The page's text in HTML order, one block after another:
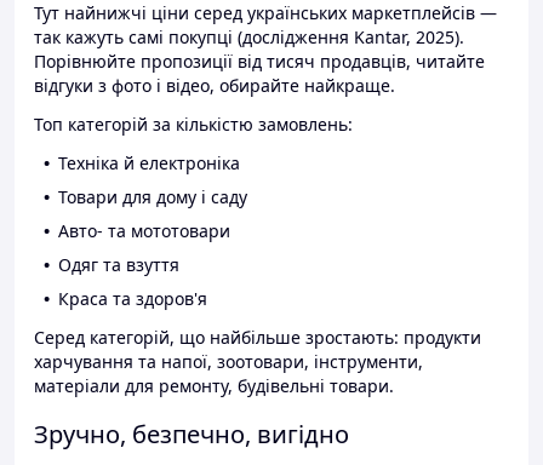
Тут найнижчі ціни серед українських маркетплейсів —
так кажуть самі покупці (дослідження Kantar, 2025).
Порівнюйте пропозиції від тисяч продавців, читайте
відгуки з фото і відео, обирайте найкраще.
Топ категорій за кількістю замовлень:
Техніка й електроніка
Товари для дому і саду
Авто- та мототовари
Одяг та взуття
Краса та здоров'я
Серед категорій, що найбільше зростають: продукти
харчування та напої, зоотовари, інструменти,
матеріали для ремонту, будівельні товари.
Зручно, безпечно, вигідно